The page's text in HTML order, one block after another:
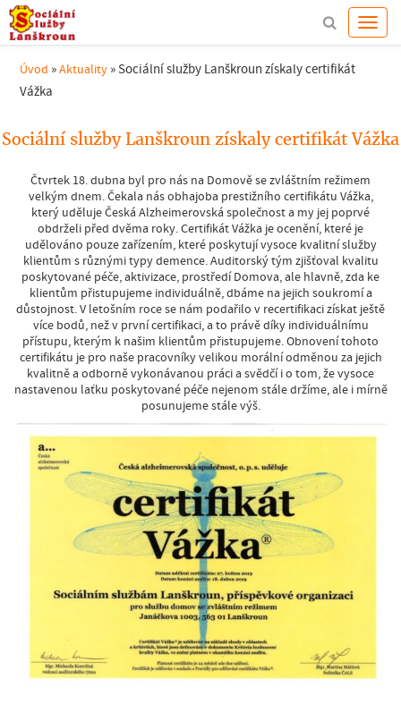
Úvod »Aktuality »Sociální služby Lanškroun získaly certifikát
Vážka
Sociální služby Lanškroun získaly certifikát Vážka
Čtvrtek 18. dubna byl pro nás na Domově se zvláštním režimem
velkým dnem. Čekala nás obhajoba prestižního certifikátu Vážka,
který uděluje Česká Alzheimerovská společnost a my jej poprvé
obdrželi před dvěma roky. Certifikát Vážka je ocenění, které je
udělováno pouze zařízením, které poskytují vysoce kvalitní služby
klientům s různými typy demence. Auditorský tým zjišťoval kvalitu
poskytované péče, aktivizace, prostředí Domova, ale hlavně, zda ke
klientům přistupujeme individuálně, dbáme na jejich soukromí a
důstojnost. V letošním roce se nám podařilo v recertifikaci získat ještě
více bodů, než v první certifikaci, a to právě díky individuálnímu
přístupu, kterým k našim klientům přistupujeme. Obnovení tohoto
certifikátu je pro naše pracovníky velikou morální odměnou za jejich
kvalitně a odborně vykonávanou práci a svědčí i o tom, že vysoce
nastavenou laťku poskytované péče nejenom stále držíme, ale i mírně
posunujeme stále výš.